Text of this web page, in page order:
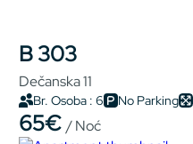
B 303
Dečanska 11
Br. Osoba : 6 No Parking
65€ / Noć